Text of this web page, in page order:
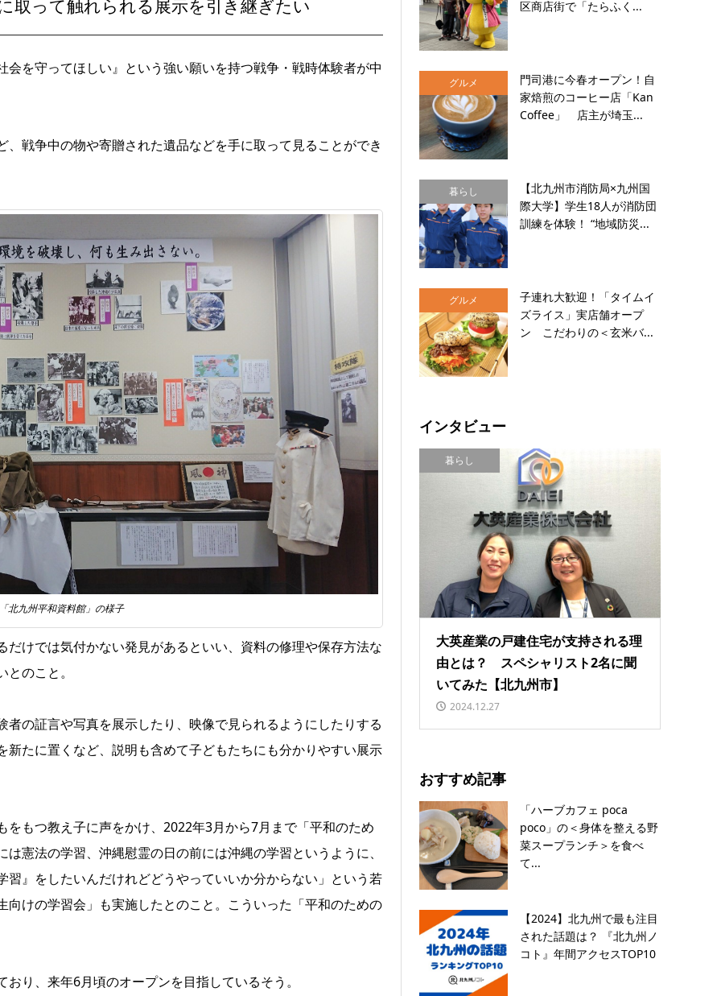
取って触れられる展示を引き継ぎたい
を守ってほしい』という強い願いを持つ戦争・戦時体験者が中
戦争中の物や寄贈された遺品などを手に取って見ることができ
北九州平和資料館」の様子
けでは気付かない発見があるといい、資料の修理や保存方法な
のこと。
の証言や写真を展示したり、映像で見られるようにしたりする
たに置くなど、説明も含めて子どもたちにも分かりやすい展示
もつ教え子に声をかけ、2022年3月から7月まで「平和のため
憲法の学習、沖縄慰霊の日の前には沖縄の学習というように、
』をしたいんだけれどどうやっていいか分からない」という若
けの学習会」も実施したとのこと。こういった「平和のための
り、来年6月頃のオープンを目指しているそう。
区商店街で「たらふく...
グルメ
門司港に今春オープン！自
家焙煎のコーヒー店「Kan
Coffee」 店主が埼玉...
暮らし
【北九州市消防局×九州国
際大学】学生18人が消防団
訓練を体験！ “地域防災...
グルメ
子連れ大歓迎！「タイムイ
ズライス」実店舗オープ
ン こだわりの＜玄米バ...
インタビュー
暮らし
大英産業の戸建住宅が支持される理
由とは？ スペシャリスト2名に聞
いてみた【北九州市】
2024.12.27
おすすめ記事
「ハーブカフェ poca
poco」の＜身体を整える野
菜スープランチ＞を食べ
て...
【2024】北九州で最も注目
された話題は？ 『北九州ノ
コト』年間アクセスTOP10